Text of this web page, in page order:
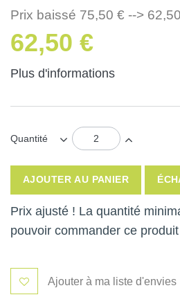
Prix baissé 75,50 € -->
62,50 €
Plus d'informations
Quantité
AJOUTER AU PANIER
Prix ajusté ! La quantité
pouvoir commander ce
Ajouter à ma liste d'envies